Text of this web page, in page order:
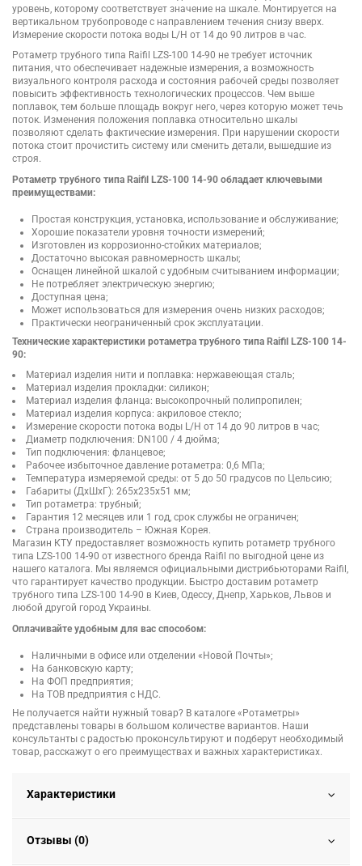
уровень, которому соответствует значение на шкале. Монтируется на
вертикальном трубопроводе с направлением течения снизу вверх.
Измерение скорости потока воды L/H от 14 до 90 литров в час.
Ротаметр трубного типа Raifil LZS-100 14-90 не требует источник
питания, что обеспечивает надежные измерения, а возможность
визуального контроля расхода и состояния рабочей среды позволяет
повысить эффективность технологических процессов. Чем выше
поплавок, тем больше площадь вокруг него, через которую может течь
поток. Изменения положения поплавка относительно шкалы
позволяют сделать фактические измерения. При нарушении скорости
потока стоит прочистить систему или сменить детали, вышедшие из
строя.
Ротаметр трубного типа Raifil LZS-100 14-90 обладает ключевыми
преимуществами:
Простая конструкция, установка, использование и обслуживание;
Хорошие показатели уровня точности измерений;
Изготовлен из коррозионно-стойких материалов;
Достаточно высокая равномерность шкалы;
Оснащен линейной шкалой с удобным считыванием информации;
Не потребляет электрическую энергию;
Доступная цена;
Может использоваться для измерения очень низких расходов;
Практически неограниченный срок эксплуатации.
Технические характеристики ротаметра трубного типа Raifil LZS-100 14-
90:
Материал изделия нити и поплавка: нержавеющая сталь;
Материал изделия прокладки: силикон;
Материал изделия фланца: высокопрочный полипропилен;
Материал изделия корпуса: акриловое стекло;
Измерение скорости потока воды L/H от 14 до 90 литров в час;
Диаметр подключения: DN100 / 4 дюйма;
Тип подключения: фланцевое;
Рабочее избыточное давление ротаметра: 0,6 МПа;
Температура измеряемой среды: от 5 до 50 градусов по Цельсию;
Габариты (ДхШхГ): 265х235х51 мм;
Тип ротаметра: трубный;
Гарантия 12 месяцев или 1 год, срок службы не ограничен;
Страна производитель – Южная Корея.
Магазин КТУ предоставляет возможность купить ротаметр трубного
типа LZS-100 14-90 от известного бренда Raifil по выгодной цене из
нашего каталога. Мы являемся официальными дистрибьюторами Raifil,
что гарантирует качество продукции. Быстро доставим ротаметр
трубного типа LZS-100 14-90 в Киев, Одессу, Днепр, Харьков, Львов и
любой другой город Украины.
Оплачивайте удобным для вас способом:
Наличными в офисе или отделении «Новой Почты»;
На банковскую карту;
На ФОП предприятия;
На ТОВ предприятия с НДС.
Не получается найти нужный товар? В каталоге «Ротаметры»
представлены товары в большом количестве вариантов. Наши
консультанты с радостью проконсультируют и подберут необходимый
товар, расскажут о его преимуществах и важных характеристиках.
Характеристики
Отзывы (0)